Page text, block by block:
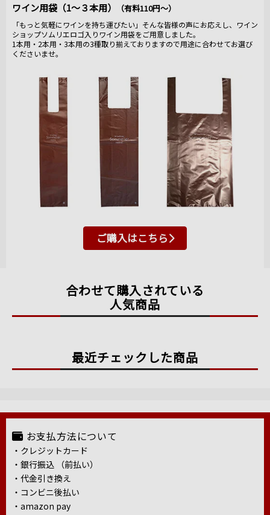
ワイン用袋（1～３本用） （有料110円～）
「もっと気軽にワインを持ち運びたい」そんな皆様の声にお応えし、ワイン
ショップソムリエロゴ入りワイン用袋をご用意しました。
1本用・2本用・3本用の3種取り揃えておりますので用途に合わせてお選び
くださいませ。
ご購入はこちら
合わせて購入されている
人気商品
最近チェックした商品
お支払方法について
・クレジットカード
・銀行振込 （前払い）
・代金引き換え
・コンビニ後払い
・amazon pay